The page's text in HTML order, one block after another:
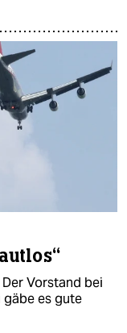
Vorstand bei
gäbe es gute